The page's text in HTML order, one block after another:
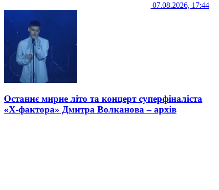
07.08.2026, 17:44
Останнє мирне літо та концерт суперфіналіста
«Х-фактора» Дмитра Волканова – архів